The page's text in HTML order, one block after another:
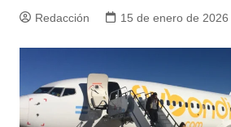
Redacción 15 de enero de 2026